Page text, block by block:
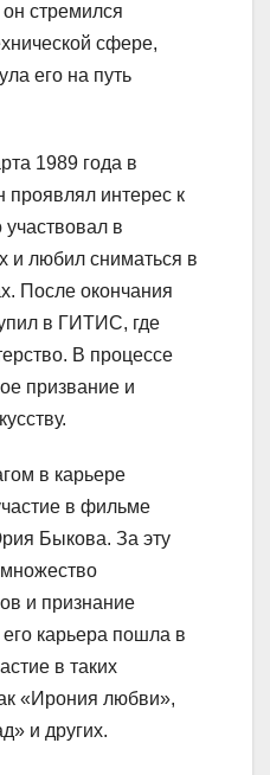
стремился
сфере,
его на путь
1989 года в
интерес к
участвовал в
и любил сниматься в
После окончания
в ГИТИС, где
В процессе
призвание и
в карьере
в фильме
Быкова. За эту
и признание
его карьера пошла в
в таких
«Ирония любви»,
и других.